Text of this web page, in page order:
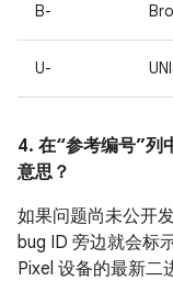
B-
U-
4. 在“参考编号”
意思？
如果问题尚未公开
bug ID 旁边就会标示
Pixel 设备的最新二